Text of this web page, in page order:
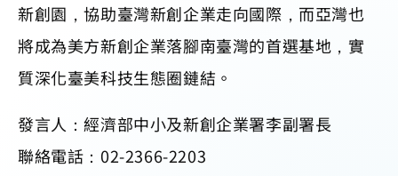
新創園，協助臺灣新創企業走向國際，而亞灣也
將成為美方新創企業落腳南臺灣的首選基地，實
質深化臺美科技生態圈鏈結。
發言人：經濟部中小及新創企業署李副署長
聯絡電話：02-2366-2203